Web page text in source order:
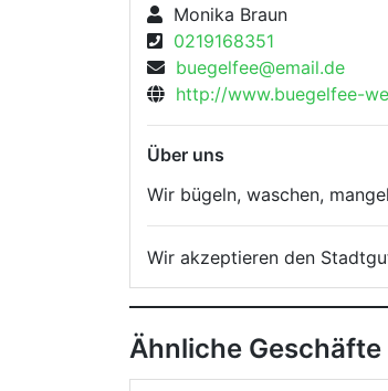
Monika Braun
0219168351
buegelfee@email.de
http://www.buegelfee-
Über uns
Wir bügeln, waschen,
Wir akzeptieren den
Ähnliche Geschäfte